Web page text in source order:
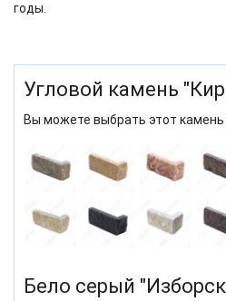
годы.
Угловой камень
Вы можете выбрать этот камень
Бело серый